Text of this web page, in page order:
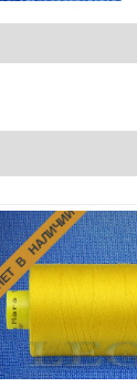
В НАЛИЧИИ